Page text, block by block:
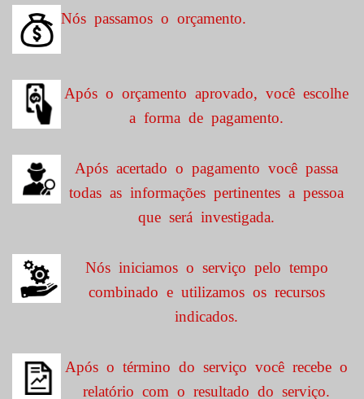
Nós passamos o orçamento.
Após o orçamento aprovado, você escolhe
a forma de pagamento.
Após acertado o pagamento você passa
todas as informações pertinentes a pessoa
que será investigada.
Nós iniciamos o serviço pelo tempo
combinado e utilizamos os recursos
indicados.
Após o término do serviço você recebe o
relatório com o resultado do serviço.